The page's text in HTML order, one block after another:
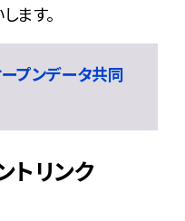
ます。
プンデータ共同
トリンク